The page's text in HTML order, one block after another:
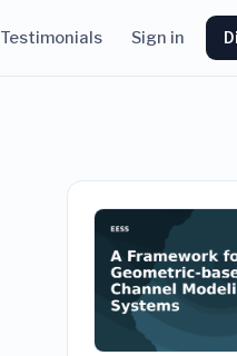
Testimonials Sign in